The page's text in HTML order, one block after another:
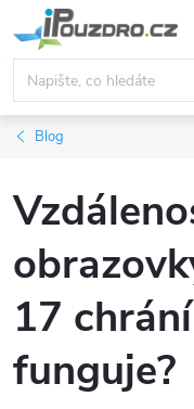
na
obsah
Blog
17
funguje?